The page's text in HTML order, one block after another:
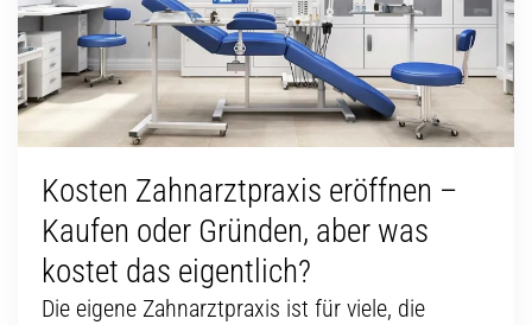
Kosten Zahnarztpraxis eröffnen –
Kaufen oder Gründen, aber was
kostet das eigentlich?
Die eigene Zahnarztpraxis ist für viele, die